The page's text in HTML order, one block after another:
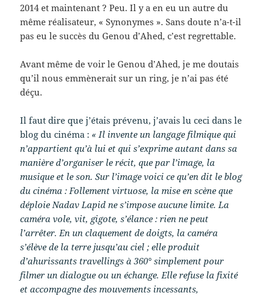
2014 et maintenant ? Peu. Il y a en eu un autre du
même réalisateur, « Synonymes ». Sans doute n’a-t-il
pas eu le succès du Genou d’Ahed, c’est regrettable.
Avant même de voir le Genou d’Ahed, je me doutais
qu’il nous emmènerait sur un ring, je n’ai pas été
déçu.
Il faut dire que j’étais prévenu, j’avais lu ceci dans le
blog du cinéma : « Il invente un langage filmique qui
n’appartient qu’à lui et qui s’exprime autant dans sa
manière d’organiser le récit, que par l’image, la
musique et le son. Sur l’image voici ce qu’en dit le blog
du cinéma : Follement virtuose, la mise en scène que
déploie Nadav Lapid ne s’impose aucune limite. La
caméra vole, vit, gigote, s’élance : rien ne peut
l’arrêter. En un claquement de doigts, la caméra
s’élève de la terre jusqu’au ciel ; elle produit
d’ahurissants travellings à 360° simplement pour
filmer un dialogue ou un échange. Elle refuse la fixité
et accompagne des mouvements incessants,